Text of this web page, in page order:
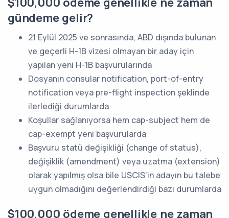
gündeme gelir?
21 Eylül 2025 ve sonrasında, ABD dışında bulunan
ve geçerli H-1B vizesi olmayan bir aday için
yapılan yeni H-1B başvurularında
Dosyanın consular notification, port-of-entry
notification veya pre-flight inspection şeklinde
ilerlediği durumlarda
Koşullar sağlanıyorsa hem cap-subject hem de
cap-exempt yeni başvurularda
Başvuru statü değişikliği (change of status),
değişiklik (amendment) veya uzatma (extension)
olarak yapılmış olsa bile USCIS’in adayın bu talebe
uygun olmadığını değerlendirdiği bazı durumlarda
$100,000 ödeme genellikle ne zaman